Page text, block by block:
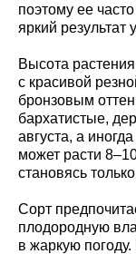
поэтому ее
яркий
Высота
с красивой
бронзовым
бархатистые,
августа, а
может расти
становясь
Сорт
плодородную
в жаркую